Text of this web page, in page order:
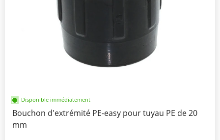
Disponible immédiatement
Bouchon d'extrémité PE-easy pour tuyau PE de 20
mm